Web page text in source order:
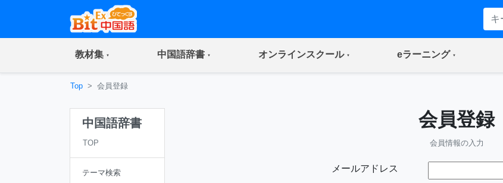
教材集(current) 中国語辞書(current) オンラインスクール(current) eラーニング(current)
Top 会員登録
中国語辞書
TOP
テーマ検索
会員登録
会員情報の入力
メールアドレス